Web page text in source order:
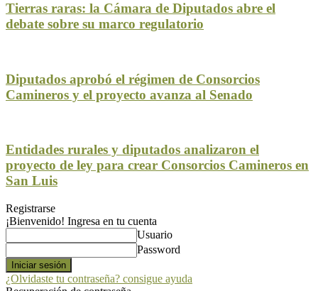
Tierras raras: la Cámara de Diputados abre el
debate sobre su marco regulatorio
Diputados aprobó el régimen de Consorcios
Camineros y el proyecto avanza al Senado
Entidades rurales y diputados analizaron el
proyecto de ley para crear Consorcios Camineros en
San Luis
Registrarse
¡Bienvenido! Ingresa en tu cuenta
Usuario
Password
¿Olvidaste tu contraseña? consigue ayuda